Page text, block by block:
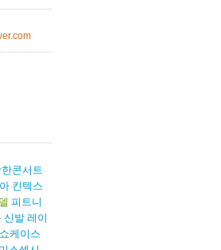
한콘서트
킨텍스
피트니
신발 레이
쇼케이스